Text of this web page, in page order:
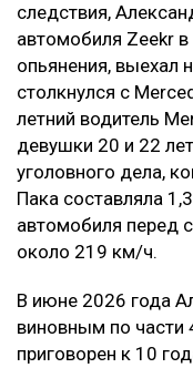
следствия,
автомобиля Zeekr в
опьянения, выехал
столкнулся с
летний водитель
девушки 20 и 22
уголовного дела,
Пака составляла
автомобиля перед
около 219 км/ч.
В июне 2026 года
виновным по части
приговорен к 10